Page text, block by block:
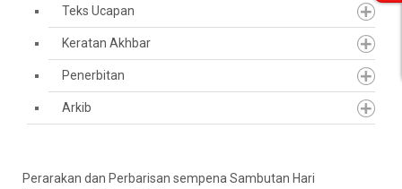
Teks Ucapan
Keratan Akhbar
Penerbitan
Arkib
Perarakan dan Perbarisan sempena Sambutan Hari